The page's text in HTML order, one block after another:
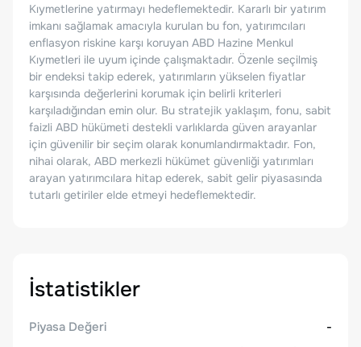
Kıymetlerine yatırmayı hedeflemektedir. Kararlı bir yatırım
imkanı sağlamak amacıyla kurulan bu fon, yatırımcıları
enflasyon riskine karşı koruyan ABD Hazine Menkul
Kıymetleri ile uyum içinde çalışmaktadır. Özenle seçilmiş
bir endeksi takip ederek, yatırımların yükselen fiyatlar
karşısında değerlerini korumak için belirli kriterleri
karşıladığından emin olur. Bu stratejik yaklaşım, fonu, sabit
faizli ABD hükümeti destekli varlıklarda güven arayanlar
için güvenilir bir seçim olarak konumlandırmaktadır. Fon,
nihai olarak, ABD merkezli hükümet güvenliği yatırımları
arayan yatırımcılara hitap ederek, sabit gelir piyasasında
tutarlı getiriler elde etmeyi hedeflemektedir.
İstatistikler
Piyasa Değeri
-